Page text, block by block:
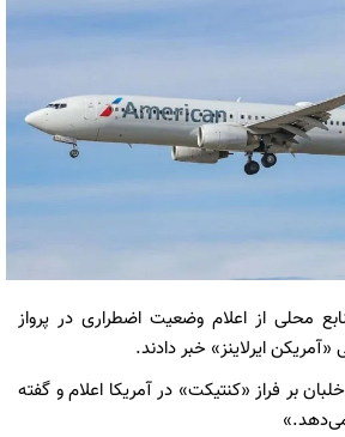
محلی از اعلام وضعیت اضطراری در پرواز
بر فراز «کنتیکت» در آمریکا اعلام و گفته